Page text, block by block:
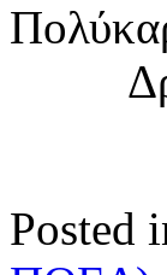
Δρ
Posted